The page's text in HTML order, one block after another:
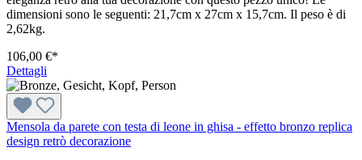
dimensioni sono le seguenti: 21,7cm x 27cm x 15,7cm. Il peso è di
2,62kg.
106,00 €*
Dettagli
Mensola da parete con testa di leone in ghisa - effetto bronzo replica
design retrò decorazione